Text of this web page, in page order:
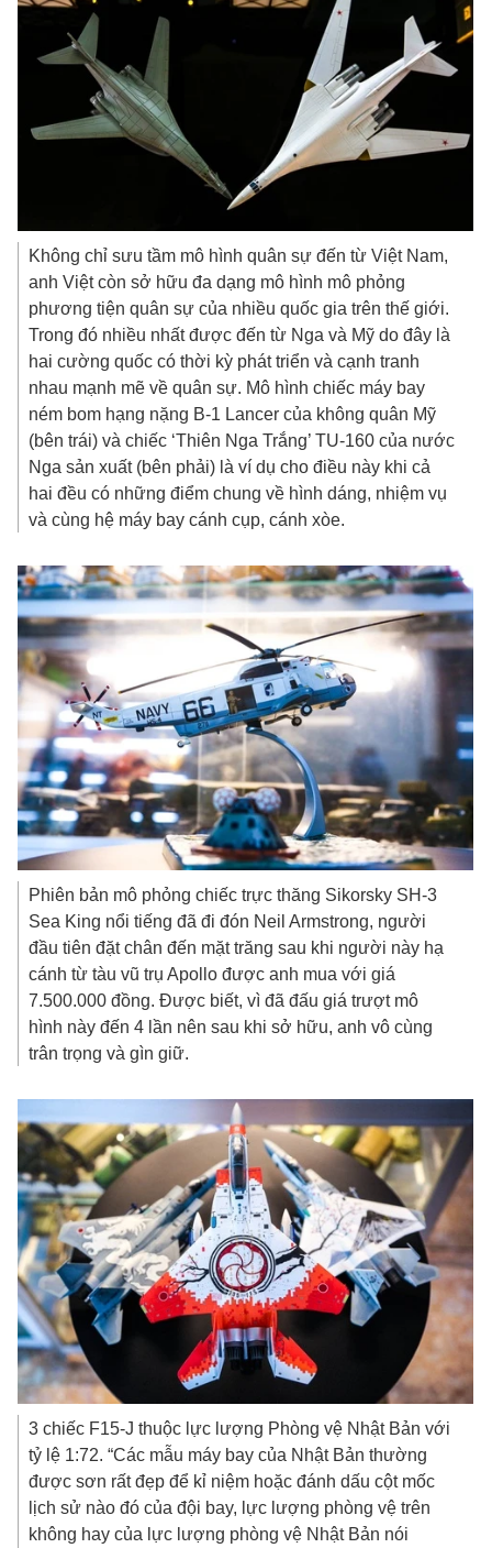
Không chỉ sưu tầm mô hình quân sự đến từ Việt Nam,
anh Việt còn sở hữu đa dạng mô hình mô phỏng
phương tiện quân sự của nhiều quốc gia trên thế giới.
Trong đó nhiều nhất được đến từ Nga và Mỹ do đây là
hai cường quốc có thời kỳ phát triển và cạnh tranh
nhau mạnh mẽ về quân sự. Mô hình chiếc máy bay
ném bom hạng nặng B-1 Lancer của không quân Mỹ
(bên trái) và chiếc ‘Thiên Nga Trắng’ TU-160 của nước
Nga sản xuất (bên phải) là ví dụ cho điều này khi cả
hai đều có những điểm chung về hình dáng, nhiệm vụ
và cùng hệ máy bay cánh cụp, cánh xòe.
Phiên bản mô phỏng chiếc trực thăng Sikorsky SH-3
Sea King nổi tiếng đã đi đón Neil Armstrong, người
đầu tiên đặt chân đến mặt trăng sau khi người này hạ
cánh từ tàu vũ trụ Apollo được anh mua với giá
7.500.000 đồng. Được biết, vì đã đấu giá trượt mô
hình này đến 4 lần nên sau khi sở hữu, anh vô cùng
trân trọng và gìn giữ.
3 chiếc F15-J thuộc lực lượng Phòng vệ Nhật Bản với
tỷ lệ 1:72. “Các mẫu máy bay của Nhật Bản thường
được sơn rất đẹp để kỉ niệm hoặc đánh dấu cột mốc
lịch sử nào đó của đội bay, lực lượng phòng vệ trên
không hay của lực lượng phòng vệ Nhật Bản nói